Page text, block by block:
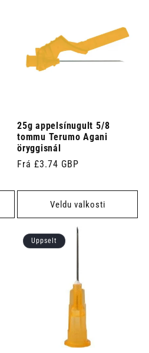
25g appelsínugult 5/8
tommu Terumo Agani
öryggisnál
Venjulegt
Frá £3.74 GBP
Veldu valkosti
Uppselt